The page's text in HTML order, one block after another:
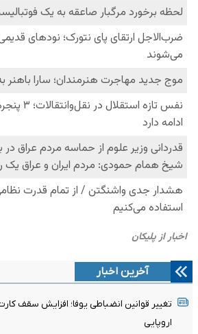
آخرین اخبار
تغییر قوانین انضباطی یوفا؛ افزایش سقف
اروپایی